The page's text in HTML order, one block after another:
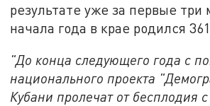
результате уже за первые три
начала года в крае родился
"До конца следующего года с
национального проекта
Кубани пролечат от бесплодия с